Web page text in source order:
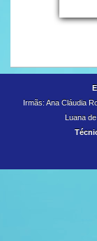
Irmãs: Ana Cláudia
Luana